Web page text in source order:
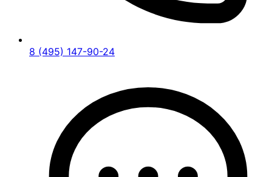
8 (495) 147-90-24